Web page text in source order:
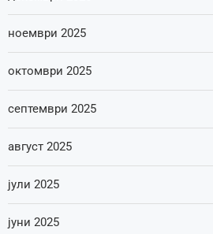
ноември 2025
октомври 2025
септември 2025
август 2025
јули 2025
јуни 2025